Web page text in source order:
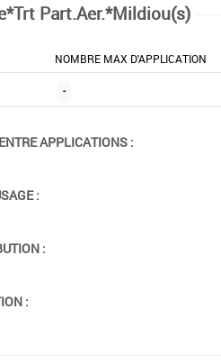
Part.Aer.*Mildiou(s)
NOMBRE MAX D'APPLICATION
-
APPLICATIONS :
:
:
: